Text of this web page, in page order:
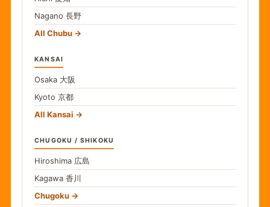
Nagano 長野
All Chubu
KANSAI
Osaka 大阪
Kyoto 京都
All Kansai
CHUGOKU / SHIKOKU
Hiroshima 広島
Kagawa 香川
Chugoku